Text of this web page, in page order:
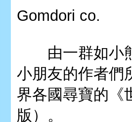
Gomdori co.
由一群如小熊
小朋友的作者們
界各國尋寶的《
版）。